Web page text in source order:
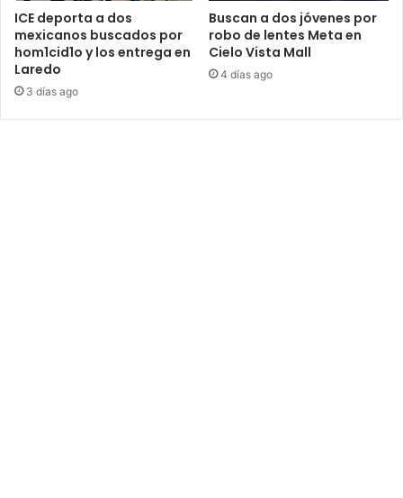
ICE deporta a dos
mexicanos buscados por
hom1cid1o y los entrega en
Laredo
3 días ago
Buscan a dos jóvenes por
robo de lentes Meta en
Cielo Vista Mall
4 días ago